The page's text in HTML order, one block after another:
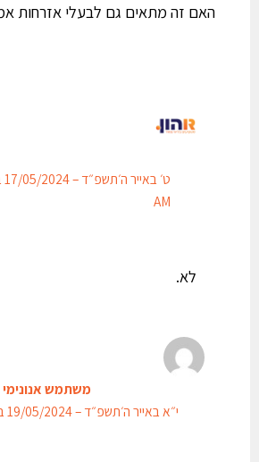
האם זה מתאים גם לבעלי אזרחות
AM
לא.
משתמש אנונימי
י״א באייר ה׳תשפ״ד – 19/05/2024 ב 10:42 PM